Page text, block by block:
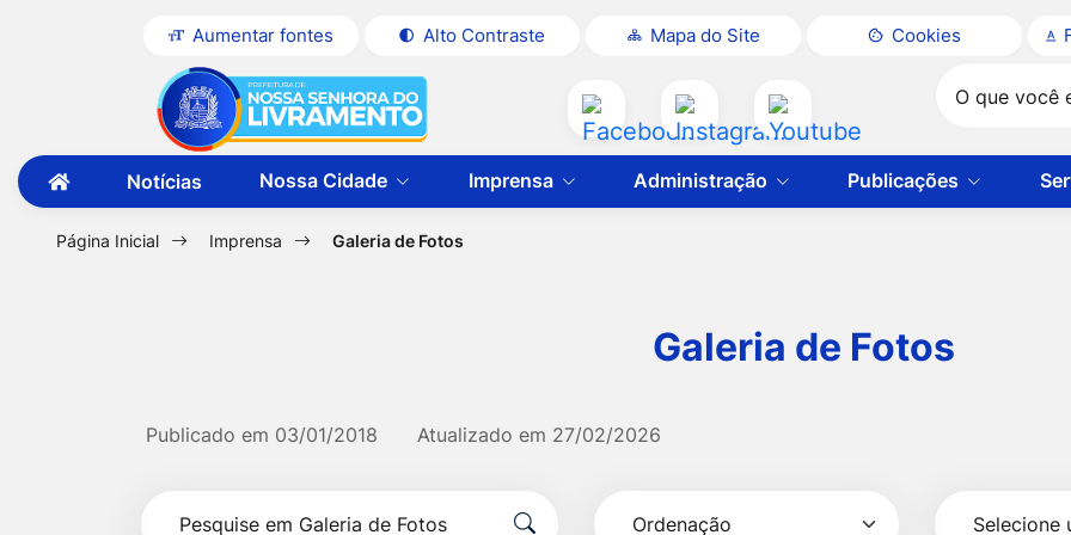
Seção
atalhos
links
de
acessibilidade
para
conteúdo
[alt+1]
Ir
para
para
[alt+3]
Aumentar fontes Alto Contraste Mapa do Site Cookies
Seção
do
menu
principal
para
a
página
do
Acessar
a
Rede
Acessar
a
Rede
Acessar
a
primeira
Notícias Nossa Cidade Imprensa Administração Publicações
Página Inicial Imprensa Galeria de Fotos
Galeria de Fotos
Publicado em 03/01/2018 Atualizado em 27/02/2026